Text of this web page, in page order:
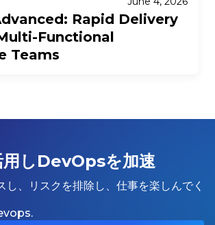
Rapid Delivery
Functional
Teams
しDevOpsを加速
し、リスクを排除し、仕事を楽しんでく